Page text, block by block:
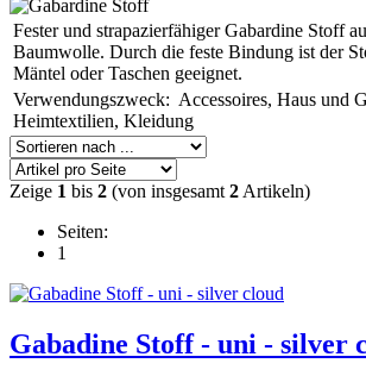
Fester und strapazierfähiger Gabardine Stoff
Baumwolle. Durch die feste Bindung ist der
Mäntel oder Taschen geeignet.
Verwendungszweck: Accessoires, Haus und
Heimtextilien, Kleidung
Zeige 1 bis 2 (von insgesamt 2 Artikeln)
Seiten:
1
Gabadine Stoff - uni - silver